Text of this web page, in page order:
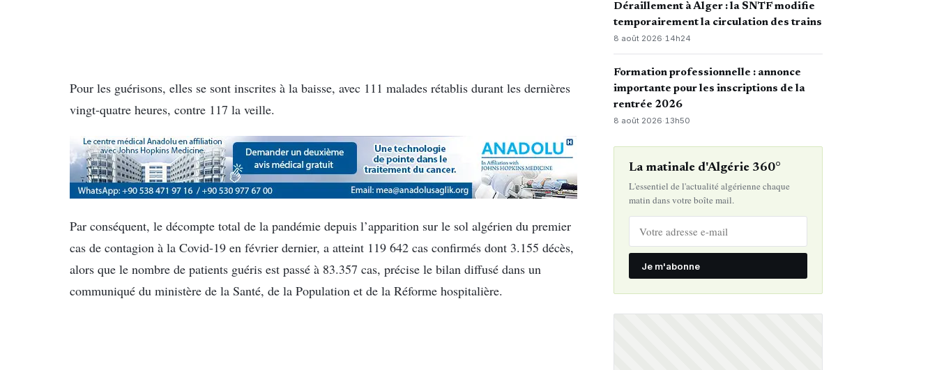
Pour les guérisons, elles se sont inscrites à la baisse, avec 111 malades rétablis durant les dernières
vingt-quatre heures, contre 117 la veille.
Par conséquent, le décompte total de la pandémie depuis l’apparition sur le sol algérien du premier
cas de contagion à la Covid-19 en février dernier, a atteint 119 642 cas confirmés dont 3.155 décès,
alors que le nombre de patients guéris est passé à 83.357 cas, précise le bilan diffusé dans un
communiqué du ministère de la Santé, de la Population et de la Réforme hospitalière.
Déraillement à Alger : la SNTF modifie
temporairement la circulation des trains
8 août 2026·14h24
Formation professionnelle : annonce
importante pour les inscriptions de la
rentrée 2026
8 août 2026· 13h50
La matinale d'Algérie 360°
L'essentiel de l'actualité algérienne chaque
matin dans votre boîte mail.
Je m'abonne